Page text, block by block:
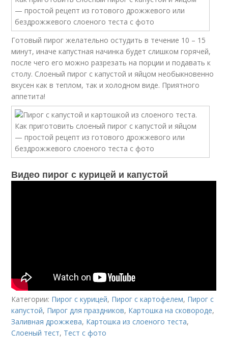
Готовый пирог желательно остудить в течение 10 – 15
минут, иначе капустная начинка будет слишком горячей,
после чего его можно разрезать на порции и подавать к
столу. Слоеный пирог с капустой и яйцом необыкновенно
вкусен как в теплом, так и холодном виде. Приятного
аппетита!
Видео пирог с курицей и капустой
Категории: Пирог с курицей, Пирог с картофелем, Пирог с
капустой, Пирог для праздников, Картошка на сковороде,
Заливная дрожжева, Картошка из слоеного теста,
Слоеный тест, Тест с фото